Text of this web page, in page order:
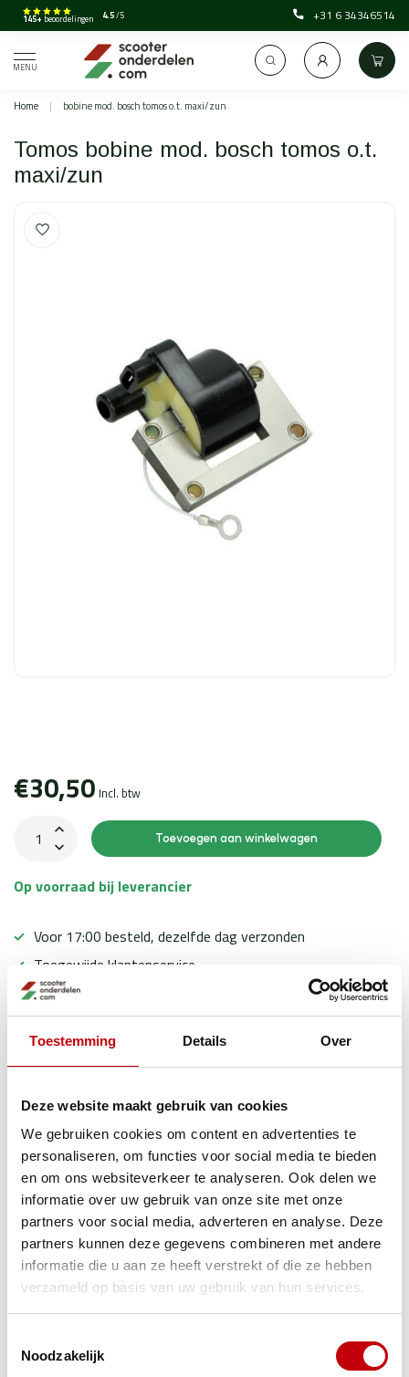
Toestemming Details Over
Deze website maakt gebruik van cookies
We gebruiken cookies om content en advertenties te
personaliseren, om functies voor social media te bieden
en om ons websiteverkeer te analyseren. Ook delen we
informatie over uw gebruik van onze site met onze
partners voor social media, adverteren en analyse. Deze
partners kunnen deze gegevens combineren met andere
informatie die u aan ze heeft verstrekt of die ze hebben
verzameld op basis van uw gebruik van hun services.
Noodzakelijk
145+ beoordelingen 4.5/5 +31 6 34346514
MENU
Home | bobine mod. bosch tomos o.t. maxi/zun
Tomos bobine mod. bosch tomos o.t.
maxi/zun
€30,50 Incl. btw
Toevoegen aan winkelwagen
Op voorraad bij leverancier
Voor 17:00 besteld, dezelfde dag verzonden
Toegewijde klantenservice
Ervaren scooter experts
Specificaties
Gerelateerde producten
TypeError: Failed to fetch
https://www.scooteronderdelen.com/merken/classic-
brommers/tomos/